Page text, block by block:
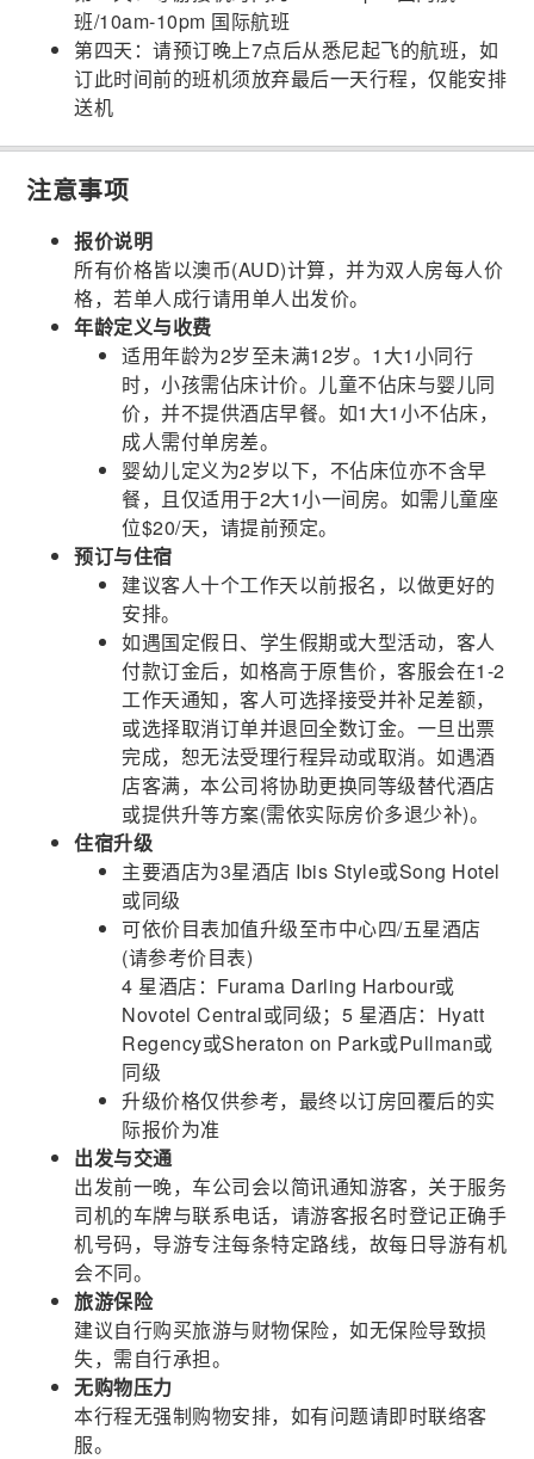
班/10am-10pm 国际航班
第四天：请预订晚上7点后从悉尼起飞的航班，如
订此时间前的班机须放弃最后一天行程，仅能安排
送机
注意事项
报价说明
所有价格皆以澳币(AUD)计算，并为双人房每人价
格，若单人成行请用单人出发价。
年龄定义与收费
适用年龄为2岁至未满12岁。1大1小同行
时，小孩需佔床计价。儿童不佔床与婴儿同
价，并不提供酒店早餐。如1大1小不佔床，
成人需付单房差。
婴幼儿定义为2岁以下，不佔床位亦不含早
餐，且仅适用于2大1小一间房。如需儿童座
位$20/天，请提前预定。
预订与住宿
建议客人十个工作天以前报名，以做更好的
安排。
如遇国定假日、学生假期或大型活动，客人
付款订金后，如格高于原售价，客服会在1-2
工作天通知，客人可选择接受并补足差额，
或选择取消订单并退回全数订金。一旦出票
完成，恕无法受理行程异动或取消。如遇酒
店客满，本公司将协助更换同等级替代酒店
或提供升等方案(需依实际房价多退少补)。
住宿升级
主要酒店为3星酒店 Ibis Style或Song Hotel
或同级
可依价目表加值升级至市中心四/五星酒店
(请参考价目表)
4 星酒店：Furama Darling Harbour或
Novotel Central或同级；5 星酒店：Hyatt
Regency或Sheraton on Park或Pullman或
同级
升级价格仅供参考，最终以订房回覆后的实
际报价为准
出发与交通
出发前一晚，车公司会以简讯通知游客，关于服务
司机的车牌与联系电话，请游客报名时登记正确手
机号码，导游专注每条特定路线，故每日导游有机
会不同。
旅游保险
建议自行购买旅游与财物保险，如无保险导致损
失，需自行承担。
无购物压力
本行程无强制购物安排，如有问题请即时联络客
服。